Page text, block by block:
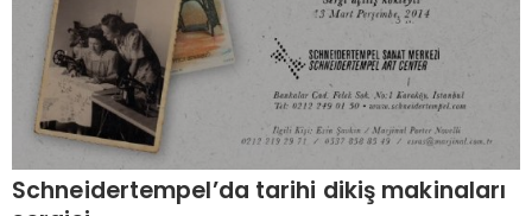
Schneidertempel’da tarihi dikiş makinaları